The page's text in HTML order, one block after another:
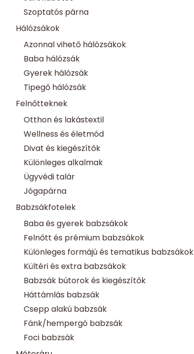
Szoptatós párna
Hálózsákok
Azonnal vihető hálózsákok
Baba hálózsák
Gyerek hálózsák
Tipegő hálózsák
Felnőtteknek
Otthon és lakástextil
Wellness és életmód
Divat és kiegészítők
Különleges alkalmak
Ügyvédi talár
Jógapárna
Babzsákfotelek
Baba és gyerek babzsákok
Felnőtt és prémium babzsákok
Különleges formájú és tematikus babzsákok
Kültéri és extra babzsákok
Babzsák bútorok és kiegészítők
Háttámlás babzsák
Csepp alakú babzsák
Fánk/hempergó babzsák
Foci babzsák